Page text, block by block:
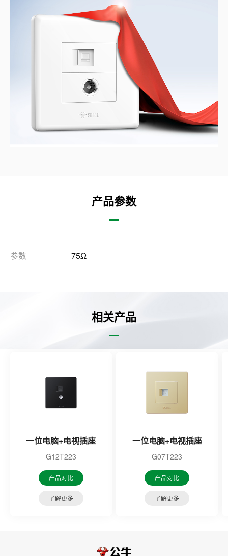
产品参数
参数 75Ω
相关产品
一位电脑+电视插座
G12T223
产品对比
了解更多
一位电脑+电视插座
G07T223
产品对比
了解更多